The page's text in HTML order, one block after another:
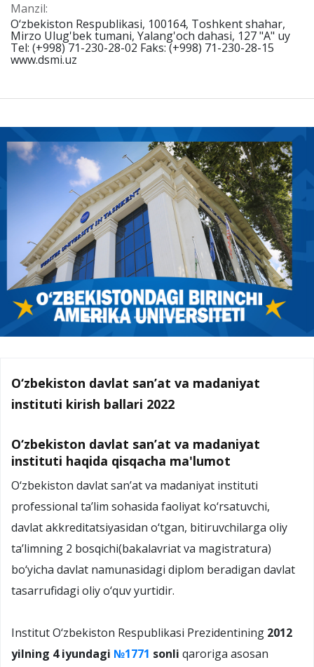
Manzil:
О‘zbekiston Respublikasi, 100164, Toshkent shahar,
Mirzo Ulug'bek tumani, Yalang'och dahasi, 127 "A" uy
Tel: (+998) 71-230-28-02 Faks: (+998) 71-230-28-15
www.dsmi.uz
O‘zbekiston davlat san’at va madaniyat
instituti kirish ballari 2022
O‘zbekiston davlat san’at va madaniyat
instituti haqida qisqacha ma'lumot
О‘zbekiston davlat san’at va madaniyat instituti
professional ta’lim sohasida faoliyat kо‘rsatuvchi,
davlat akkreditatsiyasidan о‘tgan, bitiruvchilarga oliy
ta’limning 2 bosqichi(bakalavriat va magistratura)
bо‘yicha davlat namunasidagi diplom beradigan davlat
tasarrufidagi oliy о‘quv yurtidir.
Institut О‘zbekiston Respublikasi Prezidentining 2012
yilning 4 iyundagi №1771 sonli qaroriga asosan